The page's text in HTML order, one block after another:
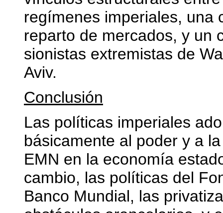
regímenes imperiales, una
reparto de mercados, y un
sionistas extremistas de
Aviv.
Conclusión
Las políticas imperiales
básicamente al poder y a
EMN en la economía
cambio, las políticas del
Banco Mundial, las